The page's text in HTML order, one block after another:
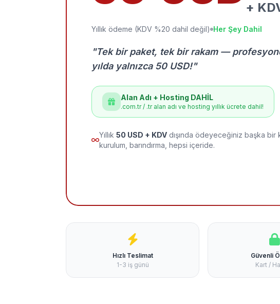
+
Yıllık ödeme (KDV %20 dahil değil) Her Şey Dahil
"Tek bir paket, tek bir rakam —
yılda yalnızca 50 USD!"
Alan Adı + Hosting DAHİL
.com.tr / .tr alan adı ve hosting yıllık ücrete dahil!
Yıllık 50 USD + KDV dışında ödeyeceğiniz başka
kurulum, barındırma, hepsi içeride.
Hızlı Teslimat
1-3 iş günü
Güvenli
Kart /